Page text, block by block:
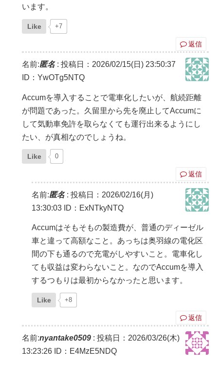
います。
Like +7
返信
名前:匿名: 投稿日：2026/02/15(日) 23:50:37
ID：YwOTg5NTQ
Accumを導入することで電車化したいが、航続距離
が問題であった。久留里から先を廃止してAccumに
して気動車免許を取らなくても運行出来るようにし
たい、が真相なのでしょうね。
Like 0
返信
名前:匿名: 投稿日：2026/02/16(月)
13:30:03 ID：ExNTkyNTQ
Accumはそもそもの製造費が、普通のディーゼル
車と違って高額なこと。あっちは奥羽線の電化区
間の下も通るので充電がしやすいこと。電車化し
ても収益は変わらないこと。なのでAccumを導入
するつもりは最初からなかったと思います。
Like +8
返信
名前:nyantake0509 : 投稿日：2026/03/26(木)
13:23:26 ID：E4MzE5NDQ